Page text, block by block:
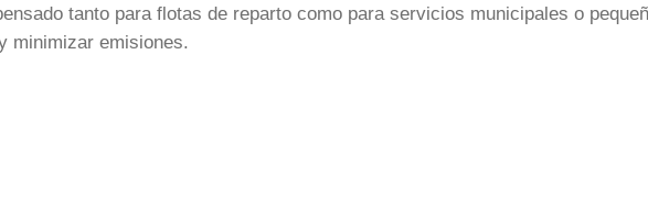
tanto para flotas de reparto como para servicios municipales o
minimizar emisiones.